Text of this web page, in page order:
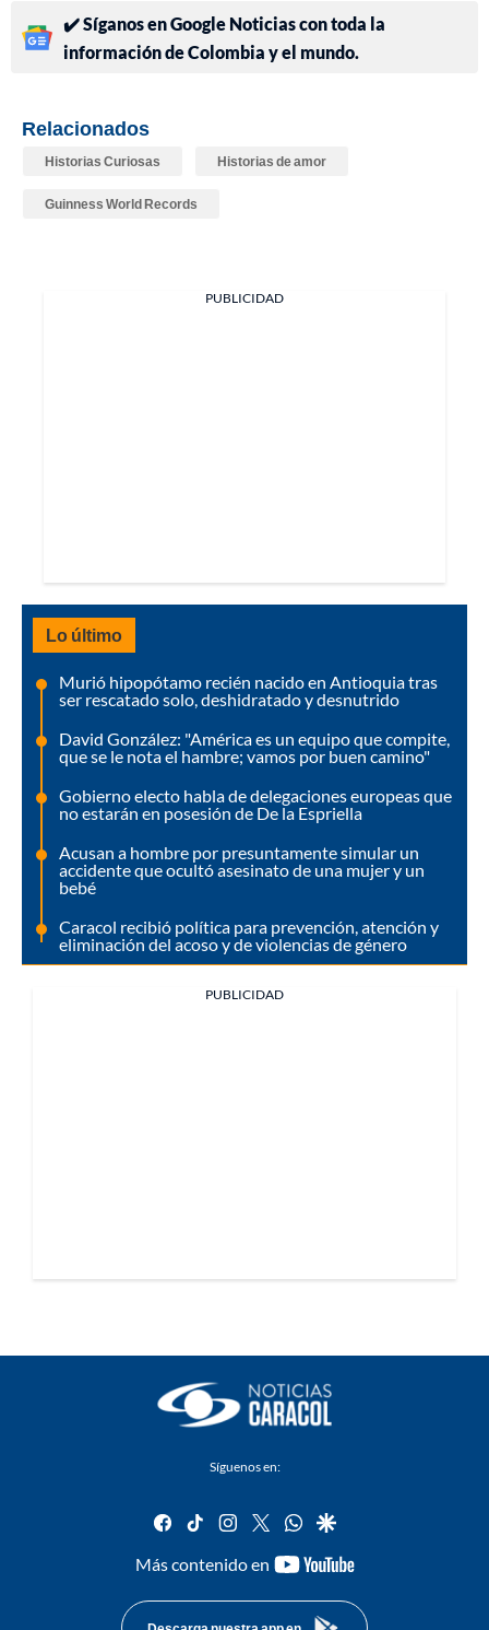
✔️ Síganos en Google Noticias con toda la
información de Colombia y el mundo.
Relacionados
Historias Curiosas Historias de amor
Guinness World Records
PUBLICIDAD
Lo último
Murió hipopótamo recién nacido en Antioquia tras
ser rescatado solo, deshidratado y desnutrido
David González: "América es un equipo que compite,
que se le nota el hambre; vamos por buen camino"
Gobierno electo habla de delegaciones europeas que
no estarán en posesión de De la Espriella
Acusan a hombre por presuntamente simular un
accidente que ocultó asesinato de una mujer y un
bebé
Caracol recibió política para prevención, atención y
eliminación del acoso y de violencias de género
PUBLICIDAD
Síguenos en:
facebook
tiktok instagram
twitterwhatsapp
google
Más contenido en
youtube-